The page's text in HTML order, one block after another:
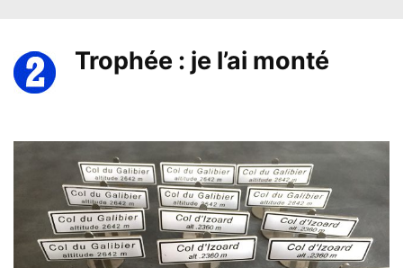
Trophée : je l’ai monté